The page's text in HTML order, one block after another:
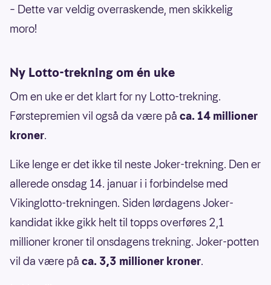
– Dette var veldig overraskende, men skikkelig
moro!
Ny Lotto-trekning om én uke
Om en uke er det klart for ny Lotto-trekning.
Førstepremien vil også da være på ca. 14 millioner
kroner.
Like lenge er det ikke til neste Joker-trekning. Den er
allerede onsdag 14. januar i i forbindelse med
Vikinglotto-trekningen. Siden lørdagens Joker-
kandidat ikke gikk helt til topps overføres 2,1
millioner kroner til onsdagens trekning. Joker-potten
vil da være på ca. 3,3 millioner kroner.